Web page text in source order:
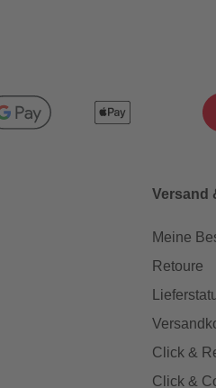
Versand
Meine
Retoure
Click &
Click &